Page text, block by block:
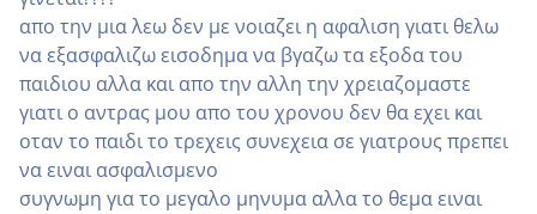
απο την μια λεω δεν με νοιαζει η αφαλιση γιατι θελω
να εξασφαλιζω εισοδημα να βγαζω τα εξοδα του
παιδιου αλλα και απο την αλλη την χρειαζομαστε
γιατι ο αντρας μου απο του χρονου δεν θα εχει και
οταν το παιδι το τρεχεις συνεχεια σε γιατρους πρεπει
να ειναι ασφαλισμενο
συγνωμη για το μεγαλο μηνυμα αλλα το θεμα ειναι